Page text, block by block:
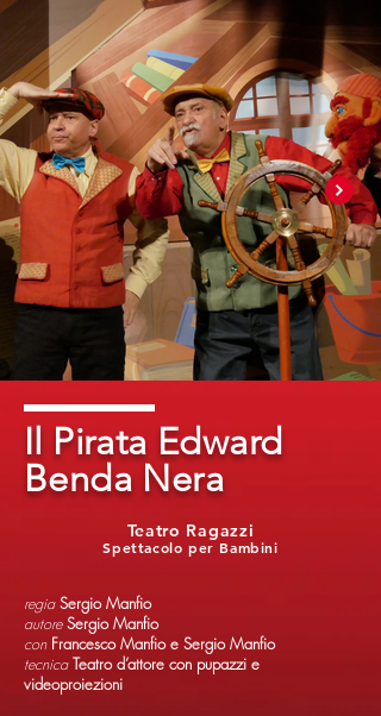
Il Pirata Edward
Benda Nera
Spettacolo per Bambini
Teatro Ragazzi
regiaSergio Manfio
autoreSergio Manfio
con Francesco Manfio e Sergio Manfio
tecnicaTeatro d’attore con pupazzi e
videoproiezioni